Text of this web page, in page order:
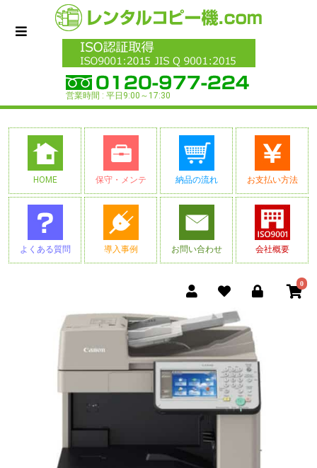
営業時間 : 平日9:00～17:30
HOME 保守・メンテ 納品の流れ お支払い方法
よくある質問 導入事例 お問い合わせ 会社概要
0